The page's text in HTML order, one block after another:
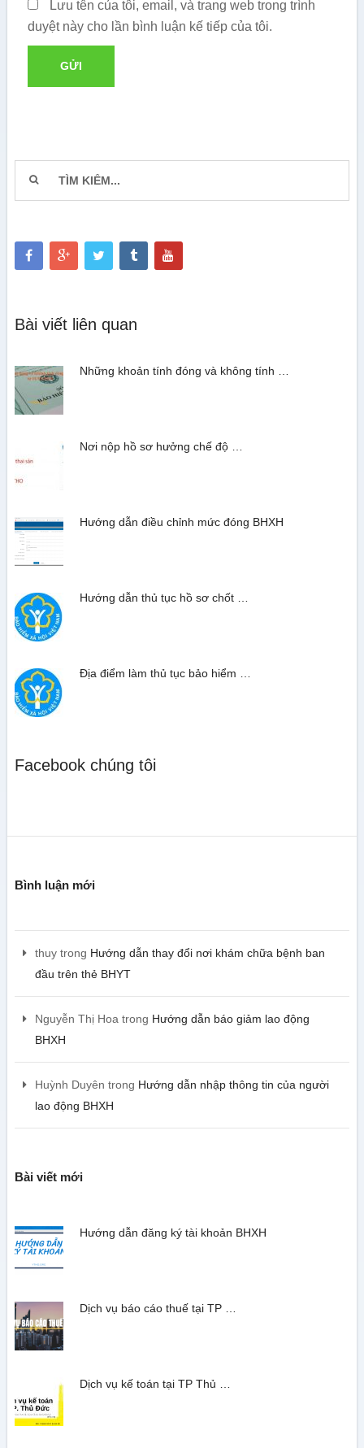
Lưu tên của tôi, email, và trang web trong trình
duyệt này cho lần bình luận kế tiếp của tôi.
Bài viết liên quan
Những khoản tính đóng và không tính …
Nơi nộp hồ sơ hưởng chế độ …
Hướng dẫn điều chỉnh mức đóng BHXH
Hướng dẫn thủ tục hồ sơ chốt …
Địa điểm làm thủ tục bảo hiểm …
Facebook chúng tôi
Bình luận mới
thuytrong Hướng dẫn thay đổi nơi khám chữa bệnh ban
đầu trên thẻ BHYT
Nguyễn Thị Hoatrong Hướng dẫn báo giảm lao động
BHXH
Huỳnh Duyên trong Hướng dẫn nhập thông tin của người
lao động BHXH
Bài viết mới
Hướng dẫn đăng ký tài khoản BHXH
Dịch vụ báo cáo thuế tại TP …
Dịch vụ kế toán tại TP Thủ …